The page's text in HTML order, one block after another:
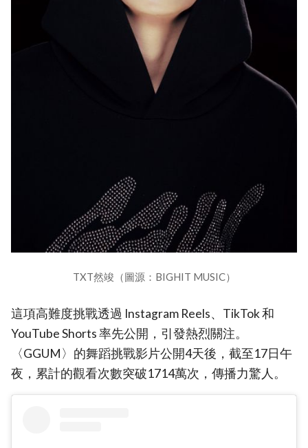
TXT然竣（圖源：BIGHIT MUSIC）
這項高難度挑戰透過 Instagram Reels、TikTok 和
YouTube Shorts 率先公開，引發熱烈關注。
〈GGUM〉的舞蹈挑戰影片公開4天後，截至17日午
夜，累計的觀看次數突破1714萬次，傳播力驚人。